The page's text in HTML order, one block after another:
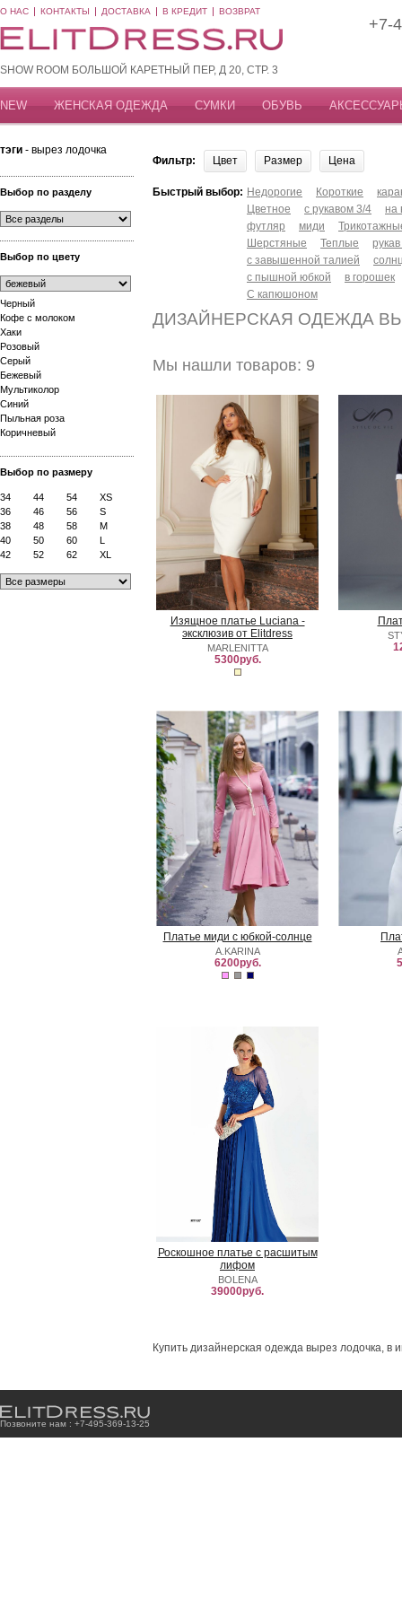
О НАС КОНТАКТЫ ДОСТАВКА В КРЕДИТ ВОЗВРАТ
SHOW ROOM БОЛЬШОЙ КАРЕТНЫЙ ПЕР, Д 20, СТР. 3
+7-
NEW ЖЕНСКАЯ ОДЕЖДА СУМКИ ОБУВЬ
тэги - вырез лодочка
Выбор по разделу
Выбор по цвету
Черный
Кофе с молоком
Хаки
Розовый
Серый
Бежевый
Мультиколор
Синий
Пыльная роза
Коричневый
Выбор по размеру
34 44 54
XS
36
46 56
S
38
48 58
M
40
50 60
L
42
52 62 XL
Фильтр: Цвет Размер Цена
Быстрый выбор: Недорогие Короткие
Цветное
с рукавом 3/4
на
футляр
миди
Шерстяные
Теплые
с завышенной талией
с пышной юбкой
в горошек
С капюшоном
ДИЗАЙНЕРСКАЯ ОДЕЖДА
Мы нашли товаров: 9
Изящное платье Luciana -
эксклюзив от Elitdress
MARLENITTA
5300руб.
Платье миди с юбкой-солнце
A.KARINA
6200руб.
Роскошное платье с расшитым
лифом
BOLENA
39000руб.
Купить дизайнерская одежда вырез лодочка, в
Позвоните нам : +7-495-369-13-25